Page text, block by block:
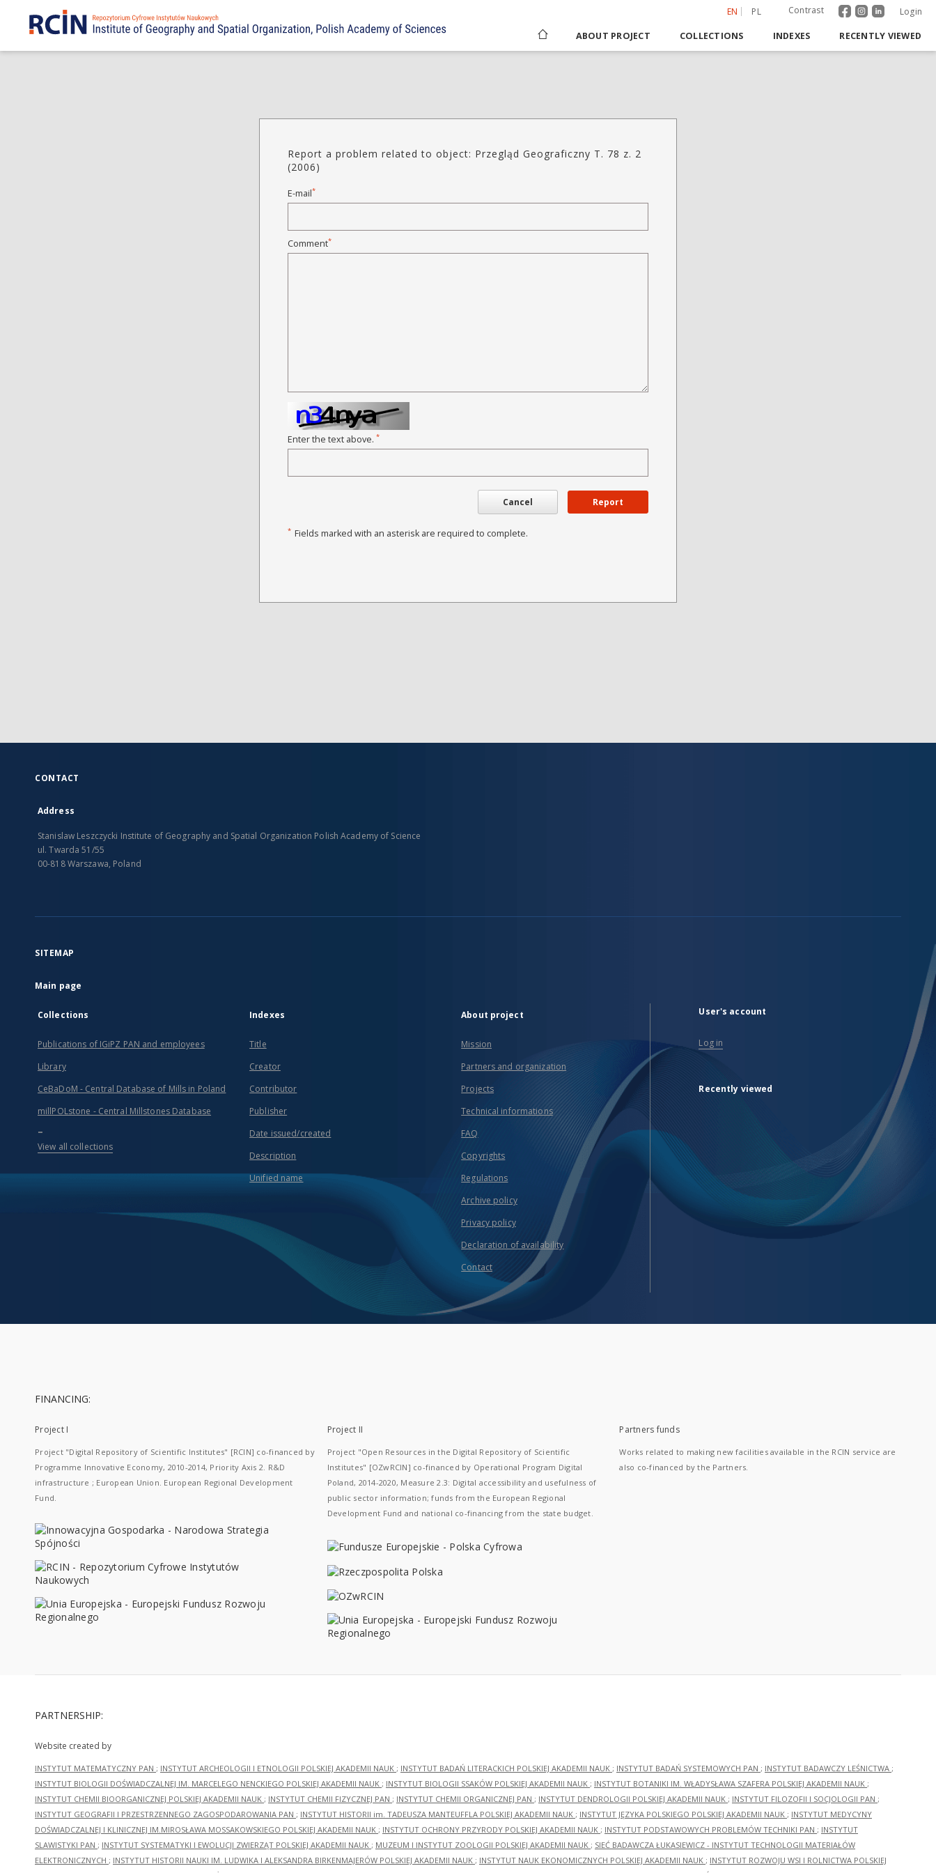
EN PL Contrast Login
ABOUT PROJECT COLLECTIONS INDEXES RECENTLY VIEWED
Report a problem related to object: Przegląd Geograficzny T. 78 z. 2
(2006)
E-mail*
Comment*
Enter the text above. *
Cancel Report
* Fields marked with an asterisk are required to complete.
CONTACT
Address
Stanislaw Leszczycki Institute of Geography and Spatial Organization Polish Academy of Science
ul. Twarda 51/55
00-818 Warszawa, Poland
SITEMAP
Main page
Collections
Publications of IGiPZ PAN and employees
Library
CeBaDoM - Central Database of Mills in Poland
millPOLstone - Central Millstones Database
...
View all collections
Indexes
Title
Creator
Contributor
Publisher
Date issued/created
Description
Unified name
About project
Mission
Partners and organization
Projects
Technical informations
FAQ
Copyrights
Regulations
Archive policy
Privacy policy
Declaration of availability
Contact
User's account
Log in
Recently viewed
FINANCING:
Project I
Project "Digital Repository of Scientific Institutes" [RCIN] co-financed by
Programme Innovative Economy, 2010-2014, Priority Axis 2. R&D
infrastructure ; European Union. European Regional Development
Fund.
Project II
Project "Open Resources in the Digital Repository of Scientific
Institutes" [OZwRCIN] co-financed by Operational Program Digital
Poland, 2014-2020, Measure 2.3: Digital accessibility and usefulness of
public sector information; funds from the European Regional
Development Fund and national co-financing from the state budget.
Partners funds
Works related to making new facilities available in the RCIN service are
also co-financed by the Partners.
PARTNERSHIP:
Website created by
INSTYTUT MATEMATYCZNY PAN ; INSTYTUT ARCHEOLOGII I ETNOLOGII POLSKIEJ AKADEMII NAUK ; INSTYTUT BADAŃ LITERACKICH POLSKIEJ AKADEMII NAUK ; INSTYTUT BADAŃ SYSTEMOWYCH PAN ; INSTYTUT BADAWCZY LEŚNICTWA ;
INSTYTUT BIOLOGII DOŚWIADCZALNEJ IM. MARCELEGO NENCKIEGO POLSKIEJ AKADEMII NAUK ; INSTYTUT BIOLOGII SSAKÓW POLSKIEJ AKADEMII NAUK ; INSTYTUT BOTANIKI IM. WŁADYSŁAWA SZAFERA POLSKIEJ AKADEMII NAUK ;
INSTYTUT CHEMII BIOORGANICZNEJ POLSKIEJ AKADEMII NAUK ; INSTYTUT CHEMII FIZYCZNEJ PAN ; INSTYTUT CHEMII ORGANICZNEJ PAN ; INSTYTUT DENDROLOGII POLSKIEJ AKADEMII NAUK ; INSTYTUT FILOZOFII I SOCJOLOGII PAN ;
INSTYTUT GEOGRAFII I PRZESTRZENNEGO ZAGOSPODAROWANIA PAN ; INSTYTUT HISTORII im. TADEUSZA MANTEUFFLA POLSKIEJ AKADEMII NAUK ; INSTYTUT JĘZYKA POLSKIEGO POLSKIEJ AKADEMII NAUK ; INSTYTUT MEDYCYNY
DOŚWIADCZALNEJ I KLINICZNEJ IM.MIROSŁAWA MOSSAKOWSKIEGO POLSKIEJ AKADEMII NAUK ; INSTYTUT OCHRONY PRZYRODY POLSKIEJ AKADEMII NAUK ; INSTYTUT PODSTAWOWYCH PROBLEMÓW TECHNIKI PAN ; INSTYTUT
SLAWISTYKI PAN ; INSTYTUT SYSTEMATYKI I EWOLUCJI ZWIERZĄT POLSKIEJ AKADEMII NAUK ; MUZEUM I INSTYTUT ZOOLOGII POLSKIEJ AKADEMII NAUK ; SIEĆ BADAWCZA ŁUKASIEWICZ - INSTYTUT TECHNOLOGII MATERIAŁÓW
ELEKTRONICZNYCH ; INSTYTUT HISTORII NAUKI IM. LUDWIKA I ALEKSANDRA BIRKENMAJERÓW POLSKIEJ AKADEMII NAUK ; INSTYTUT NAUK EKONOMICZNYCH POLSKIEJ AKADEMII NAUK ; INSTYTUT ROZWOJU WSI I ROLNICTWA POLSKIEJ